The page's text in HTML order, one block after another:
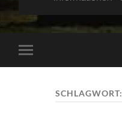
Mobile-
Menü
SCHLAGWORT: